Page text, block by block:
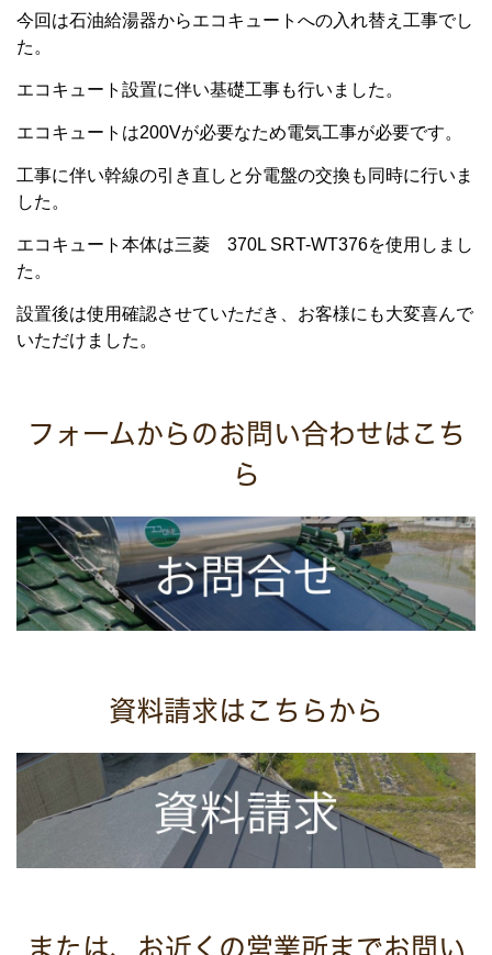
今回は石油給湯器からエコキュートへの入れ替え工事でし
た。
エコキュート設置に伴い基礎工事も行いました。
エコキュートは200Vが必要なため電気工事が必要です。
工事に伴い幹線の引き直しと分電盤の交換も同時に行いま
した。
エコキュート本体は三菱 370L SRT-WT376を使用しまし
た。
設置後は使用確認させていただき、お客様にも大変喜んで
いただけました。
フォームからのお問い合わせはこち
ら
資料請求はこちらから
または、お近くの営業所までお問い